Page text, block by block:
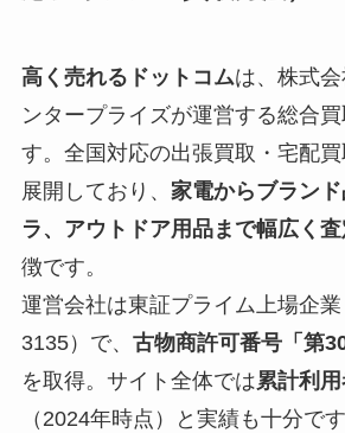
高く売れるドットコムは、株式
ンタープライズが運営する総合
す。全国対応の出張買取・宅配
展開しており、 家電からブラン
ラ、アウトドア用品まで幅広く査
徴です。
運営会社は東証プライム上場企業
3135）で、 古物商許可番号「第
を取得。サイト全体では累計利
（2024年時点）と実績も十分です